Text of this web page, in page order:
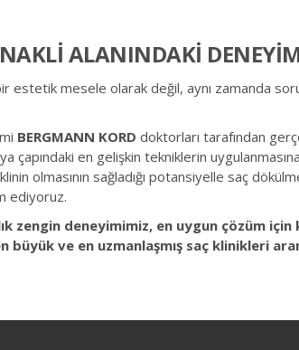
ALANINDAKİ
estetik mesele olarak değil, aynı zamanda
BERGMANN KORD doktorları tarafından
çapındaki en gelişkin tekniklerin
olmasının sağladığı potansiyelle saç
ediyoruz.
zengin deneyimimiz, en uygun çözüm
büyük ve en uzmanlaşmış saç klinikleri